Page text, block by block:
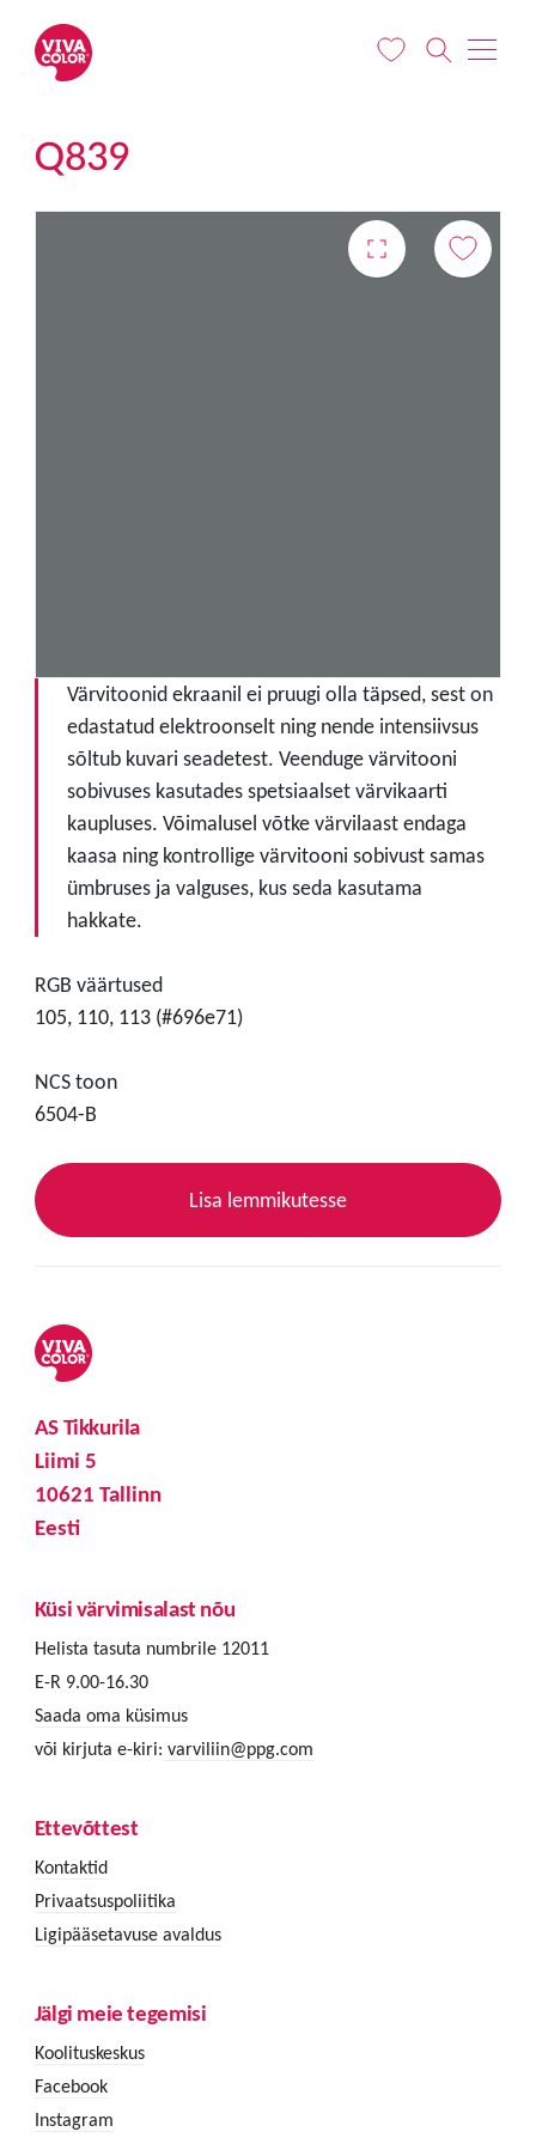
Q839
Värvitoonid ekraanil ei pruugi olla täpsed, sest on
edastatud elektroonselt ning nende intensiivsus
sõltub kuvari seadetest. Veenduge värvitooni
sobivuses kasutades spetsiaalset värvikaarti
kaupluses. Võimalusel võtke värvilaast endaga
kaasa ning kontrollige värvitooni sobivust samas
ümbruses ja valguses, kus seda kasutama
hakkate.
RGB väärtused
105, 110, 113 (#696e71)
NCS toon
6504-B
Lisa lemmikutesse
AS Tikkurila
Liimi 5
10621 Tallinn
Eesti
Küsi värvimisalast nõu
Helista tasuta numbrile 12011
E-R 9.00-16.30
Saada oma küsimus
või kirjuta e-kiri: varviliin@ppg.com
Ettevõttest
Kontaktid
Privaatsuspoliitika
Ligipääsetavuse avaldus
Jälgi meie tegemisi
Koolituskeskus
Facebook
Instagram